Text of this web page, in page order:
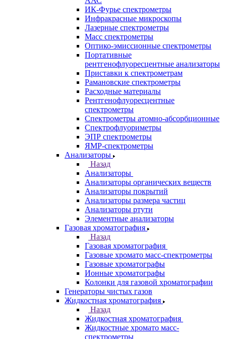
Аналитическое оборудование
Назад
Аналитическое оборудование
Спектрометры
Назад
Спектрометры
Автоматические Дозаторы
Атомно-Эмиссионные спектрометры
ВИД спектрофотометры
Дополнительное оборудование для
ААС
ИК-Фурье спектрометры
Инфракрасные микроскопы
Лазерные спектрометры
Масс спектрометры
Оптико-эмиссионные спектрометры
Портативные
рентгенофлуоресцентные анализаторы
Приставки к спектрометрам
Рамановские спектрометры
Расходные материалы
Рентгенофлуоресцентные
спектрометры
Спектрометры атомно-абсорбционные
Спектрофлуориметры
ЭПР спектрометры
ЯМР-спектрометры
Анализаторы
Назад
Анализаторы
Анализаторы органических веществ
Анализаторы покрытий
Анализаторы размера частиц
Анализаторы ртути
Элементные анализаторы
Газовая хроматография
Назад